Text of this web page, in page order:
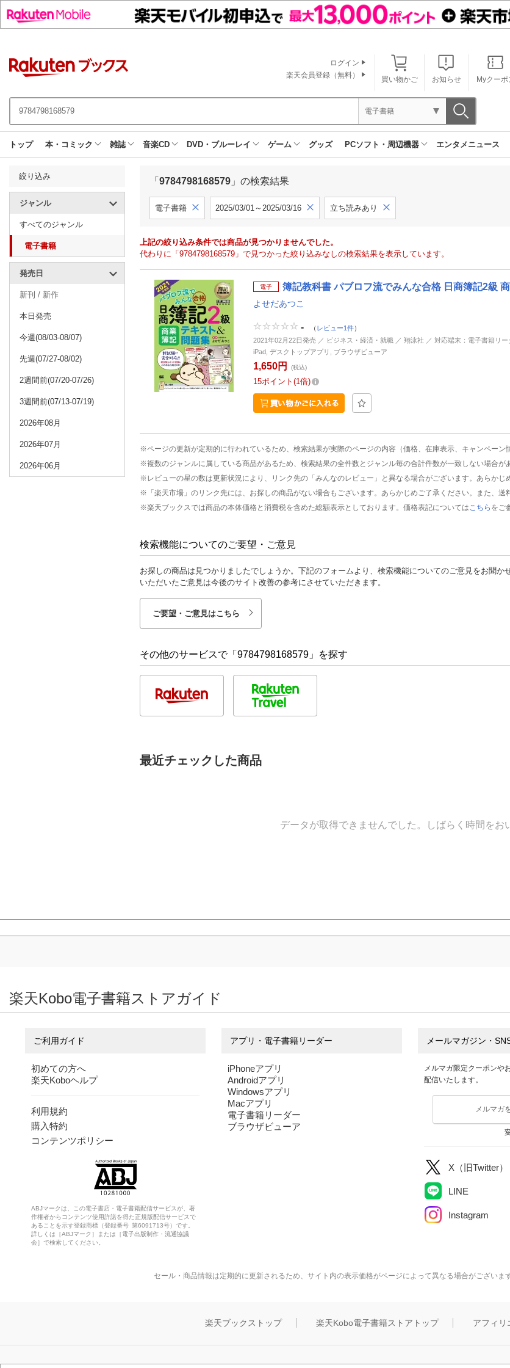
買い物かご お知らせ Myクーポ
ログイン
楽天会員登録（無料）
電子書籍
トップ 本・コミック 雑誌 音楽CD DVD・ブルーレイ ゲーム グッズ PCソフト・周辺機器 エンタメニュース
絞り込み
ジャンル
すべてのジャンル
電子書籍
発売日
新刊 / 新作
本日発売
今週(08/03-08/07)
先週(07/27-08/02)
2週間前(07/20-07/26)
3週間前(07/13-07/19)
2026年08月
2026年07月
2026年06月
「 9784798168579 」の検索結果
電子書籍 2025/03/01～2025/03/16 立ち読みあり
上記の絞り込み条件では商品が見つかりませんでした。
代わりに「9784798168579」で見つかった絞り込みなしの検索結果を表示しています。
電子 簿記教科書 パブロフ流でみんな合格 日商簿記2級
よせだあつこ
- （ レビュー1件）
2021年02月22日発売 ／ ビジネス・経済・就職 ／ 翔泳社 ／ 対応端末：電子書籍リー
iPad, デスクトップアプリ, ブラウザビューア
1,650円 (税込)
15ポイント 1倍
※ページの更新が定期的に行われているため、検索結果が実際のページの内容（価格、在庫表示、キャンペーン
※複数のジャンルに属している商品があるため、検索結果の全件数とジャンル毎の合計件数が一致しない場合が
※レビューの星の数は更新状況により、リンク先の「みんなのレビュー」と異なる場合がございます。あらかじ
※「楽天市場」のリンク先には、お探しの商品がない場合もございます。あらかじめご了承ください。また、送
※楽天ブックスでは商品の本体価格と消費税を含めた総額表示としております。価格表記については こちら をご
検索機能についてのご要望・ご意見
お探しの商品は見つかりましたでしょうか。下記のフォームより、検索機能についてのご意見をお聞か
いただいたご意見は今後のサイト改善の参考にさせていただきます。
ご要望・ご意見はこちら
その他のサービスで「9784798168579」を探す
最近チェックした商品
データが取得できませんでした。しばらく時間をお
楽天Kobo電子書籍ストアガイド
ご利用ガイド
初めての方へ
楽天Koboヘルプ
利用規約
購入特約
コンテンツポリシー
ABJマークは、この電子書店・電子書籍配信サービスが、著
作権者からコンテンツ使用許諾を得た正規版配信サービスで
あることを示す登録商標（登録番号 第6091713号）です。
詳しくは［ABJマーク］または［電子出版制作・流通協議
会］で検索してください。
アプリ・電子書籍リーダー
iPhoneアプリ
Androidアプリ
Windowsアプリ
Macアプリ
電子書籍リーダー
ブラウザビューア
メールマガジン・
メルマガ限定クーポンや
配信いたします。
メルマガ
X（旧Twitter）
LINE
Instagram
セール・商品情報は定期的に更新されるため、サイト内の表示価格がページによって異なる場合がございま
楽天ブックストップ 楽天Kobo電子書籍ストアトップ アフィリ